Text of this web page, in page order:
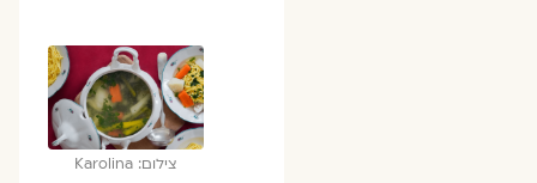
צילום: Karolina